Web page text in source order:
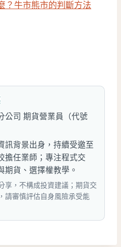
？牛市熊市的判斷方法
公司 期貨營業員（代號
訊背景出身，持續受邀至
擔任業師；專注程式交
期貨、選擇權教學。
享，不構成投資建議；期貨交
請審慎評估自身風險承受能